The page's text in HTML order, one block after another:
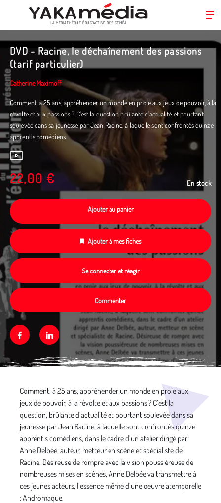
contenu
principal
LA MÉDIATHÈQUE ÉDUC’ACTIVE DES CEMÉA
DVD - Racine, le déchaînement des passions
(tarif particulier)
Catherine Maximoff
Comment, à 25 ans, appréhender un monde en proie aux jeux de pouvoir, à la
révolte et aux passions ? C'est la question brûlante d'actualité et pourtant
soulevée dans sa jeunesse par Jean Racine, à laquelle sont confrontés quinze
apprentis comédiens.
22,00 € En stock
Ajouter au panier
Ajouter à mes fiches
Se connecter et réagir
Commenter
FacebookLinkedin
Comment, à 25 ans, appréhender un monde en proie aux
jeux de pouvoir, à la révolte et aux passions ? C’est la
question, brûlante d’actualité et pourtant soulevée dans sa
jeunesse par Jean Racine, à laquelle sont confrontés quinze
apprentis comédiens, dans le cadre d’un atelier dirigé par
Anne Delbée, auteur, metteur en scène et spécialiste de
Racine. Désireuse de rompre avec la vision poussiéreuse de
nombreuses mises en scènes, Anne Delbée va transmettre à
ces jeunes acteurs, l’essence même d’une oeuvre atemporelle
: Andromaque.